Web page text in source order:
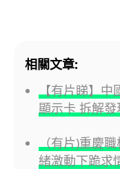
相關文章:
【有片睇】
顯示卡 拆解
（有片)重慶
緒激動下跪求